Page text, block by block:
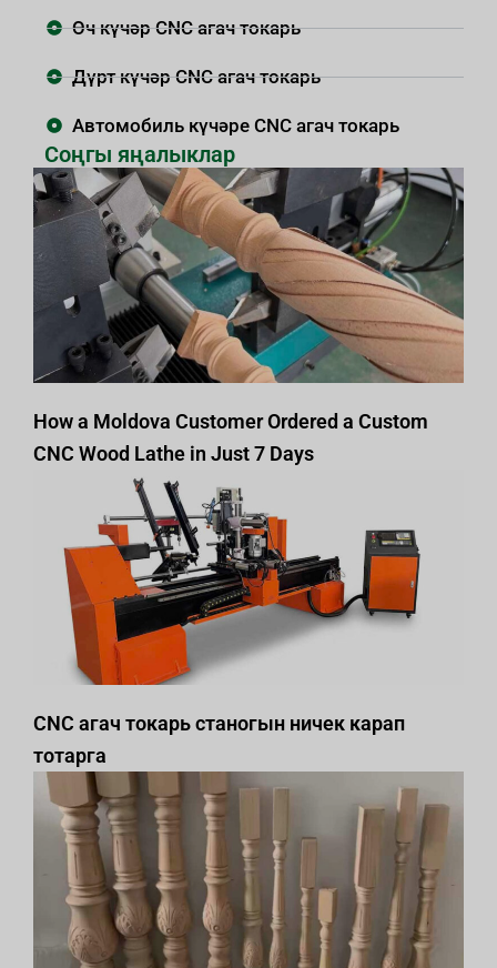
Өч күчәр CNC агач токарь
Дүрт күчәр CNC агач токарь
Автомобиль күчәре CNC агач токарь
Соңгы яңалыклар
How a Moldova Customer Ordered a Custom
CNC Wood Lathe in Just 7 Days
CNC агач токарь станогын ничек карап
тотарга